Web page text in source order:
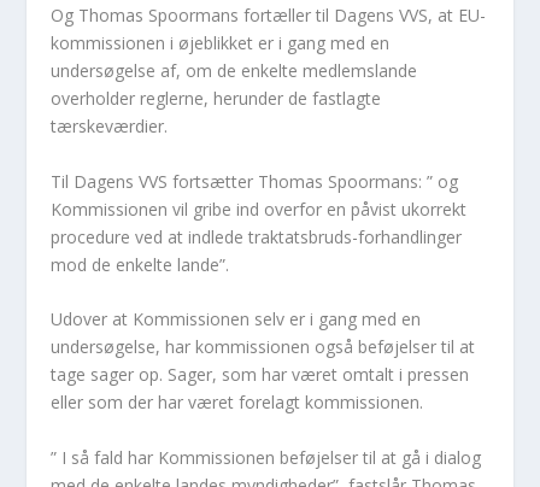
Og Thomas Spoormans fortæller til Dagens VVS, at EU-
kommissionen i øjeblikket er i gang med en
undersøgelse af, om de enkelte medlemslande
overholder reglerne, herunder de fastlagte
tærskeværdier.
Til Dagens VVS fortsætter Thomas Spoormans: ” og
Kommissionen vil gribe ind overfor en påvist ukorrekt
procedure ved at indlede traktatsbruds-forhandlinger
mod de enkelte lande”.
Udover at Kommissionen selv er i gang med en
undersøgelse, har kommissionen også beføjelser til at
tage sager op. Sager, som har været omtalt i pressen
eller som der har været forelagt kommissionen.
” I så fald har Kommissionen beføjelser til at gå i dialog